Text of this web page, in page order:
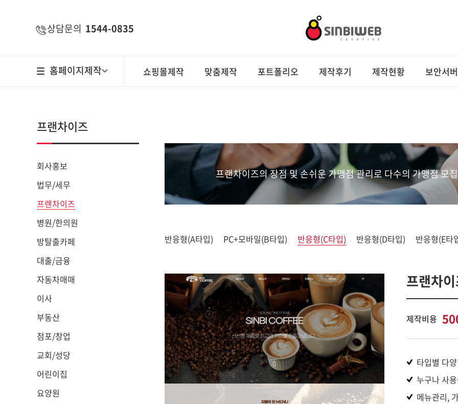
상담문의 1544-0835
홈페이지제작 쇼핑몰제작 맞춤제작 포트폴리오 제작후기 제작현황 보안서
프랜차이즈
회사홍보
법무/세무
프렌차이즈
병원/한의원
방탈출카페
대출/금융
자동차매매
이사
부동산
점포/창업
교회/성당
어린이집
요양원
프랜차이즈의 장점 및 손쉬운 가맹점 관리로 다수의 가맹점 모
반응형(A타입) PC+모바일(B타입) 반응형(C타입) 반응형(D타입) 반응형(E타
프랜차
제작비용
타입별 다
누구나 사
메뉴관리,